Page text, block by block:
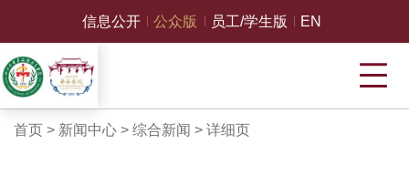
信息公开 公众版 员工/学生版 EN
首页 > 新闻中心> 综合新闻 > 详细页